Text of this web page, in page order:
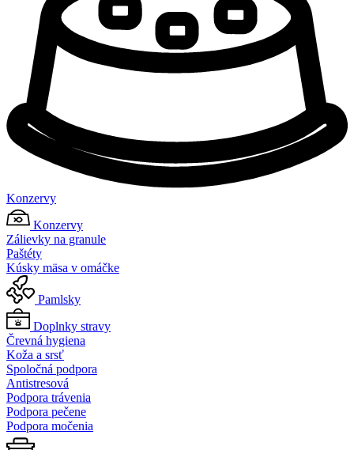
Konzervy
Konzervy
Zálievky na granule
Paštéty
Kúsky mäsa v omáčke
Pamlsky
Doplnky stravy
Črevná hygiena
Koža a srsť
Spoločná podpora
Antistresová
Podpora trávenia
Podpora pečene
Podpora močenia